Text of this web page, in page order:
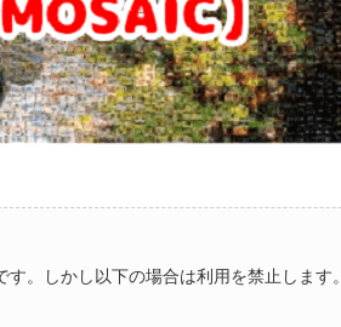
。しかし以下の場合は利用を禁止します。